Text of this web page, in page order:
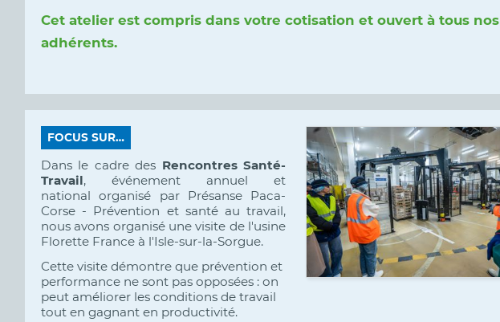
Cet atelier est compris dans votre cotisation et ouvert à tous nos
adhérents.
FOCUS SUR…
Dans le cadre des Rencontres Santé-
Travail, événement annuel et
national organisé par Présanse Paca-
Corse - Prévention et santé au travail,
nous avons organisé une visite de l'usine
Florette France à l'Isle-sur-la-Sorgue.
Cette visite démontre que prévention et
performance ne sont pas opposées : on
peut améliorer les conditions de travail
tout en gagnant en productivité.